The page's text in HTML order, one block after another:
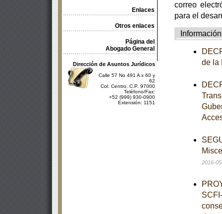
Enlaces
Otros enlaces
Página del
Abogado General
Dirección de Asuntos Jurídicos
Calle 57 No 491 A x 60 y
62
Col. Centro, C.P. 97000
Teléfono/Fax:
+52 (999) 930-0900
Extensión: 1151
correo
para el
Información
de la
2016-